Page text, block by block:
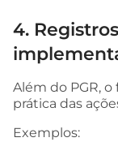
4.
Além do PGR,
prática das
Exemplos: